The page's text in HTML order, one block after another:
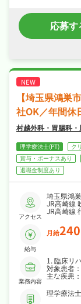
応募す
【埼玉県鴻
社OK／年間休
村越外科・胃腸科
理学療法士(PT) ク
賞与・ボーナスあり
退職金制度あり
アクセス
埼玉県鴻
JR高崎線
JR高崎線
給与
月給
業務内容
1. 臨床リ
対象患者
主な疾患
治療手法
会や標準
理学療法